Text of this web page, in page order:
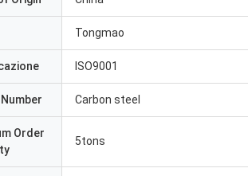
Tongmao
ISO9001
Carbon steel
Order
5tons